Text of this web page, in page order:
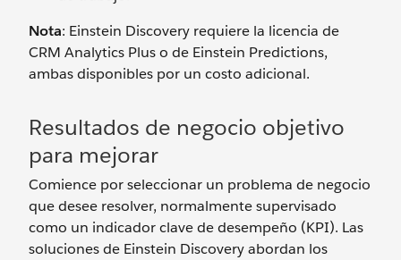
Nota: Einstein Discovery requiere la licencia de
CRM Analytics Plus o de Einstein Predictions,
ambas disponibles por un costo adicional.
Resultados de negocio objetivo
para mejorar
Comience por seleccionar un problema de negocio
que desee resolver, normalmente supervisado
como un indicador clave de desempeño (KPI). Las
soluciones de Einstein Discovery abordan los